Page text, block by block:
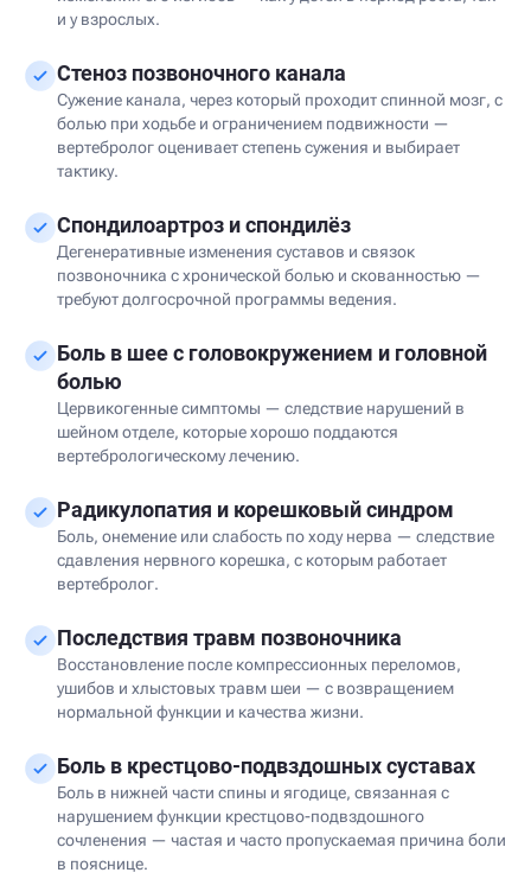
и у взрослых.
Стеноз позвоночного канала
Сужение канала, через который проходит спинной мозг, с
болью при ходьбе и ограничением подвижности —
вертебролог оценивает степень сужения и выбирает
тактику.
Спондилоартроз и спондилёз
Дегенеративные изменения суставов и связок
позвоночника с хронической болью и скованностью —
требуют долгосрочной программы ведения.
Боль в шее с головокружением и головной
болью
Цервикогенные симптомы — следствие нарушений в
шейном отделе, которые хорошо поддаются
вертебрологическому лечению.
Радикулопатия и корешковый синдром
Боль, онемение или слабость по ходу нерва — следствие
сдавления нервного корешка, с которым работает
вертебролог.
Последствия травм позвоночника
Восстановление после компрессионных переломов,
ушибов и хлыстовых травм шеи — с возвращением
нормальной функции и качества жизни.
Боль в крестцово-подвздошных суставах
Боль в нижней части спины и ягодице, связанная с
нарушением функции крестцово-подвздошного
сочленения — частая и часто пропускаемая причина боли
в пояснице.